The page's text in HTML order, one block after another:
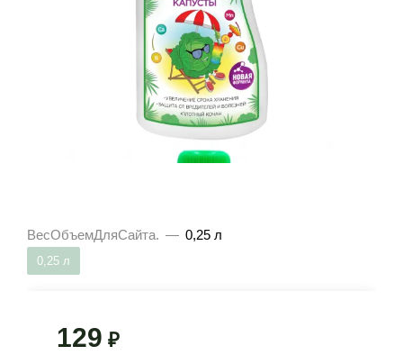
ВесОбъемДляСайта. — 0,25 л
0,25 л
129 ₽